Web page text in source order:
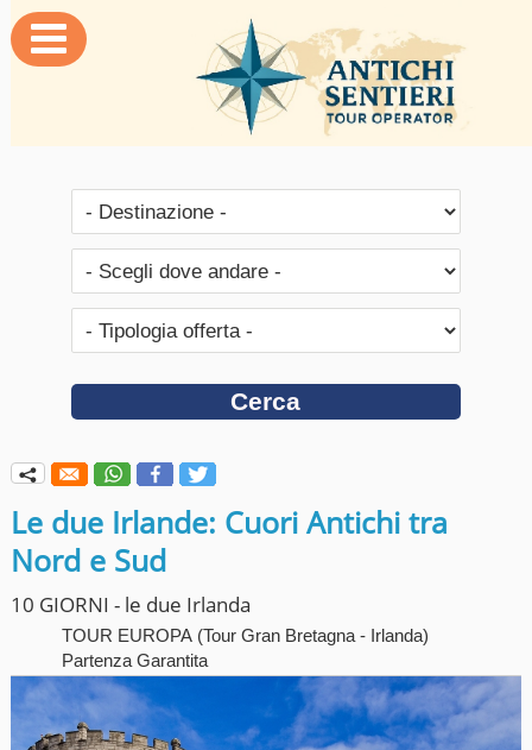

q
Le due Irlande: Cuori Antichi tra
Nord e Sud
10 GIORNI - le due Irlanda
TOUR EUROPA(Tour Gran Bretagna - Irlanda)
Partenza Garantita